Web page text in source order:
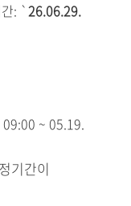
: `26.06.29.
~ 05.19.
기간이